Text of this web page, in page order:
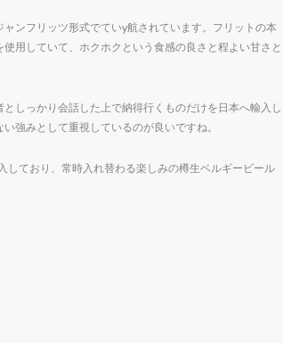
ンフリッツ形式でていy航されています。フリットの本
用していて、ホクホクという食感の良さと程よい甘さと
しっかり会話した上で納得行くものだけを日本へ輸入し
強みとして重視しているのが良いですね。
ており、常時入れ替わる楽しみの樽生ベルギービール